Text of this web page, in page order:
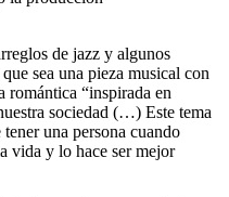
de jazz y algunos
sea una pieza musical con
romántica “inspirada en
sociedad (…) Este tema
una persona cuando
vida y lo hace ser mejor